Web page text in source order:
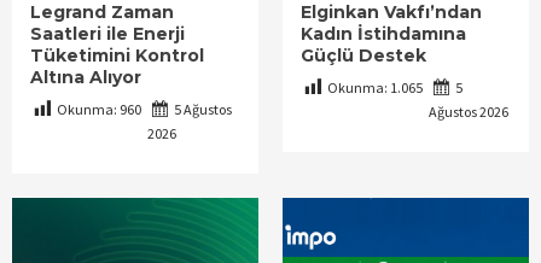
Legrand Zaman
Saatleri ile Enerji
Tüketimini Kontrol
Altına Alıyor
Okunma: 960
5 Ağustos
2026
Elginkan Vakfı’ndan
Kadın İstihdamına
Güçlü Destek
Okunma: 1.065
5
Ağustos 2026